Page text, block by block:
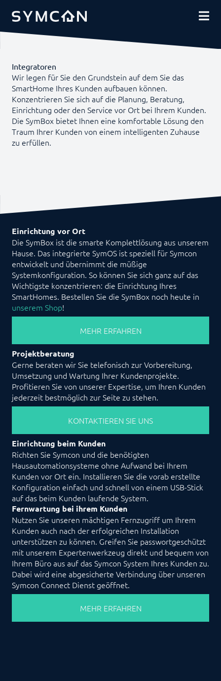
COMMUNITY
SHOP
Integratoren
Wir legen für Sie den Grundstein auf dem Sie das
SmartHome Ihres Kunden aufbauen können.
Konzentrieren Sie sich auf die Planung, Beratung,
Einrichtung oder den Service vor Ort bei Ihrem Kunden.
Die SymBox bietet Ihnen eine komfortable Lösung den
Traum Ihrer Kunden von einem intelligenten Zuhause
zu erfüllen.
Einrichtung vor Ort
Die SymBox ist die smarte Komplettlösung aus unserem
Hause. Das integrierte SymOS ist speziell für Symcon
entwickelt und übernimmt die müßige
Systemkonfiguration. So können Sie sich ganz auf das
Wichtigste konzentrieren: die Einrichtung Ihres
SmartHomes. Bestellen Sie die SymBox noch heute in
unserem Shop!
MEHR ERFAHREN
Projektberatung
Gerne beraten wir Sie telefonisch zur Vorbereitung,
Umsetzung und Wartung Ihrer Kundenprojekte.
Profitieren Sie von unserer Expertise, um Ihren Kunden
jederzeit bestmöglich zur Seite zu stehen.
KONTAKTIEREN SIE UNS
Einrichtung beim Kunden
Richten Sie Symcon und die benötigten
Hausautomationsysteme ohne Aufwand bei Ihrem
Kunden vor Ort ein. Installieren Sie die vorab erstellte
Konfiguration einfach und schnell von einem USB-Stick
auf das beim Kunden laufende System.
Fernwartung bei ihrem Kunden
Nutzen Sie unseren mächtigen Fernzugriff um Ihrem
Kunden auch nach der erfolgreichen Installation
unterstützen zu können. Greifen Sie passwortgeschützt
mit unserem Expertenwerkzeug direkt und bequem von
Ihrem Büro aus auf das Symcon System Ihres Kunden zu.
Dabei wird eine abgesicherte Verbindung über unseren
Symcon Connect Dienst geöffnet.
MEHR ERFAHREN